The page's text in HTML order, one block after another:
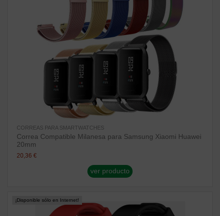
CORREAS PARA SMARTWATCHES
Correa Compatible Milanesa para Samsung Xiaomi Huawei
20mm
20,36 €
ver producto
¡Disponible sólo en Internet!